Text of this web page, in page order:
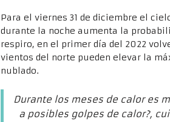
Para el viernes 31 de diciembre el
durante la noche aumenta la
respiro, en el primer día del 2022
vientos del norte pueden elevar la
nublado.
Durante los meses de calor es
a posibles golpes de calor?️,